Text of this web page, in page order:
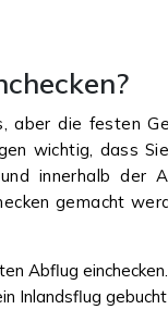
aber die festen
wichtig, dass
innerhalb der
gemacht
Abflug einchecken.
Inlandsflug gebucht